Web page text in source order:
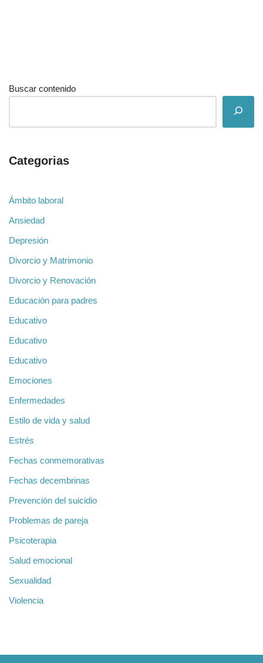
Buscar contenido
Categorias
Ámbito laboral
Ansiedad
Depresión
Divorcio y Matrimonio
Divorcio y Renovación
Educación para padres
Educativo
Educativo
Educativo
Emociones
Enfermedades
Estilo de vida y salud
Estrés
Fechas conmemorativas
Fechas decembrinas
Prevención del suicidio
Problemas de pareja
Psicoterapia
Salud emocional
Sexualidad
Violencia